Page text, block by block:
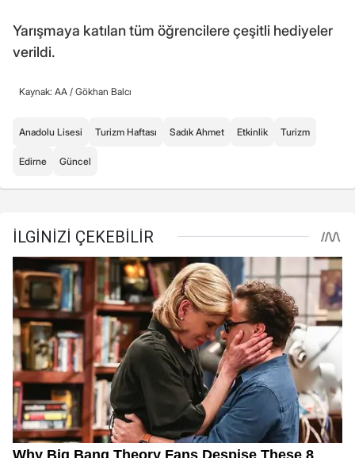
Yarışmaya katılan tüm öğrencilere çeşitli hediyeler
verildi.
Kaynak: AA / Gökhan Balcı
Anadolu Lisesi Turizm Haftası Sadık Ahmet Etkinlik Turizm
Edirne Güncel